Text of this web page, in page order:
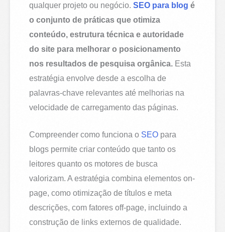
qualquer projeto ou negócio.SEO para blog é
o conjunto de práticas que otimiza
conteúdo, estrutura técnica e autoridade
do site para melhorar o posicionamento
nos resultados de pesquisa orgânica. Esta
estratégia envolve desde a escolha de
palavras-chave relevantes até melhorias na
velocidade de carregamento das páginas.
Compreender como funciona o SEO para
blogs permite criar conteúdo que tanto os
leitores quanto os motores de busca
valorizam. A estratégia combina elementos on-
page, como otimização de títulos e meta
descrições, com fatores off-page, incluindo a
construção de links externos de qualidade.